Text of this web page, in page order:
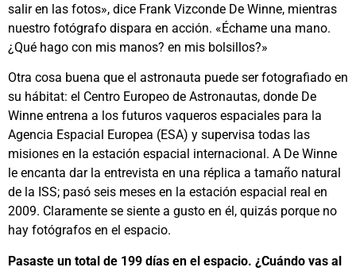
salir en las fotos», dice Frank Vizconde De Winne, mientras
nuestro fotógrafo dispara en acción. «Échame una mano.
¿Qué hago con mis manos? en mis bolsillos?»
Otra cosa buena que el astronauta puede ser fotografiado en
su hábitat: el Centro Europeo de Astronautas, donde De
Winne entrena a los futuros vaqueros espaciales para la
Agencia Espacial Europea (ESA) y supervisa todas las
misiones en la estación espacial internacional. A De Winne
le encanta dar la entrevista en una réplica a tamaño natural
de la ISS; pasó seis meses en la estación espacial real en
2009. Claramente se siente a gusto en él, quizás porque no
hay fotógrafos en el espacio.
Pasaste un total de 199 días en el espacio. ¿Cuándo vas al